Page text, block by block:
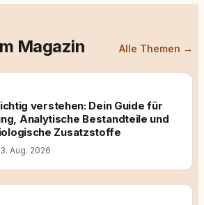
Magazin Alle Themen →
verstehen: Dein Guide für
Analytische Bestandteile und
Zusatzstoffe
3. Aug. 2026